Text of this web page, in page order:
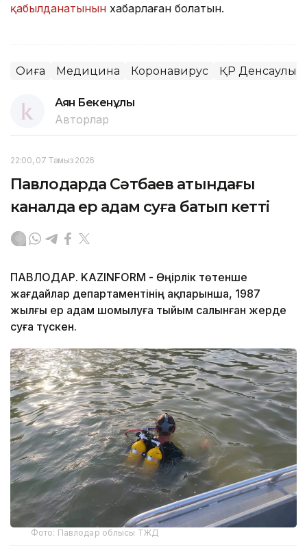
қабылданатынын хабарлаған болатын.
Оқиға Медицина Коронавирус ҚР Денсаулық
Аян Бекенұлы
Авторлар
22:00, 07 Тамыз 2026
Павлодарда Сәтбаев атындағы
каналда ер адам суға батып кетті
ПАВЛОДАР. KAZINFORM - Өңірлік төтенше
жағдайлар департаментінің ақпарынша, 1987
жылғы ер адам шомылуға тыйым салынған жерде
суға түскен.
Фото: Павлодар облысы ТЖД